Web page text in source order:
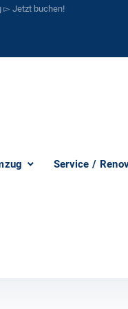
▻ Jetzt buchen!
Service /